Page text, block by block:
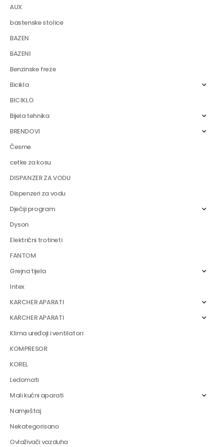
AUX
bastenske stolice
BAZEN
BAZENI
Benzinske freze
Bicikla
BICIKLO
Bijela tehnika
BRENDOVI
Česme
cetke za kosu
DISPANZER ZA VODU
Dispenzeri za vodu
Dječiji program
Dyson
Električni trotineti
FANTOM
Grejna tijela
Intex
KARCHER APARATI
KARCHER APARATI
Klima uređaji i ventilatori
KOMPRESOR
KOREL
Ledomati
Mali kućni aparati
Namještaj
Nekategorisano
Ovlaživači vazduha